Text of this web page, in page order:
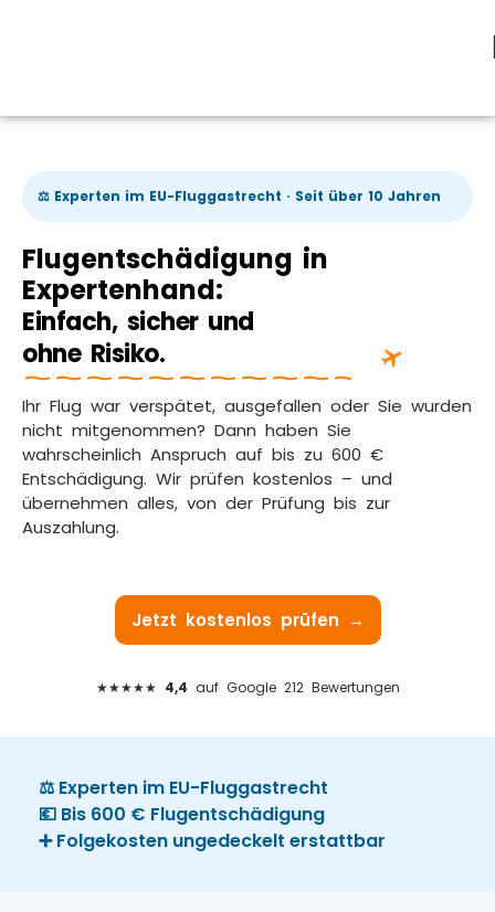
⚖️ Experten im EU-Fluggastrecht · Seit über 10 Jahren
Flugentschädigung in
Expertenhand:
Einfach, sicher und
ohne Risiko.
Ihr Flug war verspätet, ausgefallen oder Sie wurden
nicht mitgenommen? Dann haben Sie
wahrscheinlich Anspruch auf bis zu 600 €
Entschädigung. Wir prüfen kostenlos – und
übernehmen alles, von der Prüfung bis zur
Auszahlung.
Jetzt kostenlos prüfen →
★★★★★ 4,4 auf Google 212 Bewertungen
⚖️ Experten im EU-Fluggastrecht
💶 Bis 600 € Flugentschädigung
➕ Folgekosten ungedeckelt erstattbar